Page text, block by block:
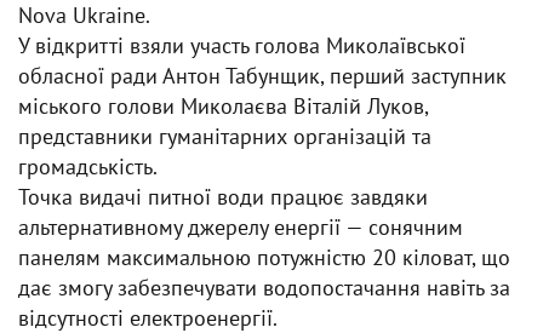
Nova Ukraine.
У відкритті взяли участь голова Миколаївської
обласної ради Антон Табунщик, перший заступник
міського голови Миколаєва Віталій Луков,
представники гуманітарних організацій та
громадськість.
Точка видачі питної води працює завдяки
альтернативному джерелу енергії — сонячним
панелям максимальною потужністю 20 кіловат, що
дає змогу забезпечувати водопостачання навіть за
відсутності електроенергії.